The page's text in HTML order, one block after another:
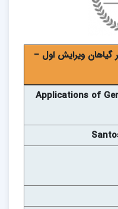
گیاهان ویرایش اول –
Applications of